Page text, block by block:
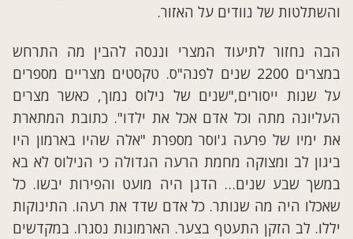
והשתלטות של נוודים על האזור.
הבה נחזור לתיעוד המצרי וננסה להבין מה התרחש
במצרים 2200 שנים לפנה"ס. טקסטים מצריים מספרים
על שנות ייסורים,"שנים של נילוס נמוך, כאשר מצרים
העליונה מתה וכל אדם אכל את ילדו". כתובת המתארת
את ימיו של פרעה ג'וסר מספרת "אלה שהיו בארמון היו
ביגון לב ומצוקה מחמת הרעה הגדולה כי הנילוס לא בא
במשך שבע שנים… הדגן היה מועט והפירות יבשו. כל
שאכלו היה מה שנותר. כל אדם שדד את רעהו. התינוקות
יללו. לב הזקן התעטף בצער. הארמונות נסגרו. במקדשים